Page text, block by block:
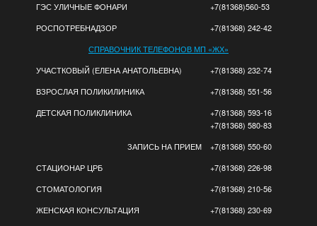
ГЭС УЛИЧНЫЕ ФОНАРИ
+7(81368)560-53
РОСПОТРЕБНАДЗОР
+7(81368) 242-42
СПРАВОЧНИК ТЕЛЕФОНОВ МП «ЖХ»
УЧАСТКОВЫЙ (ЕЛЕНА АНАТОЛЬЕВНА)
+7(81368) 232-74
ВЗРОСЛАЯ ПОЛИКИЛИНИКА
+7(81368) 551-56
ДЕТСКАЯ ПОЛИКЛИНИКА
+7(81368) 593-16
+7(81368) 580-83
ЗАПИСЬ НА ПРИЕМ
+7(81368) 550-60
СТАЦИОНАР ЦРБ
+7(81368) 226-98
СТОМАТОЛОГИЯ
+7(81368) 210-56
ЖЕНСКАЯ КОНСУЛЬТАЦИЯ
+7(81368) 230-69